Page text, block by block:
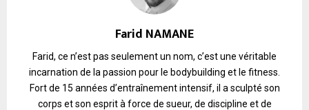
Farid NAMANE
Farid, ce n’est pas seulement un nom, c’est une véritable
incarnation de la passion pour le bodybuilding et le fitness.
Fort de 15 années d’entraînement intensif, il a sculpté son
corps et son esprit à force de sueur, de discipline et de